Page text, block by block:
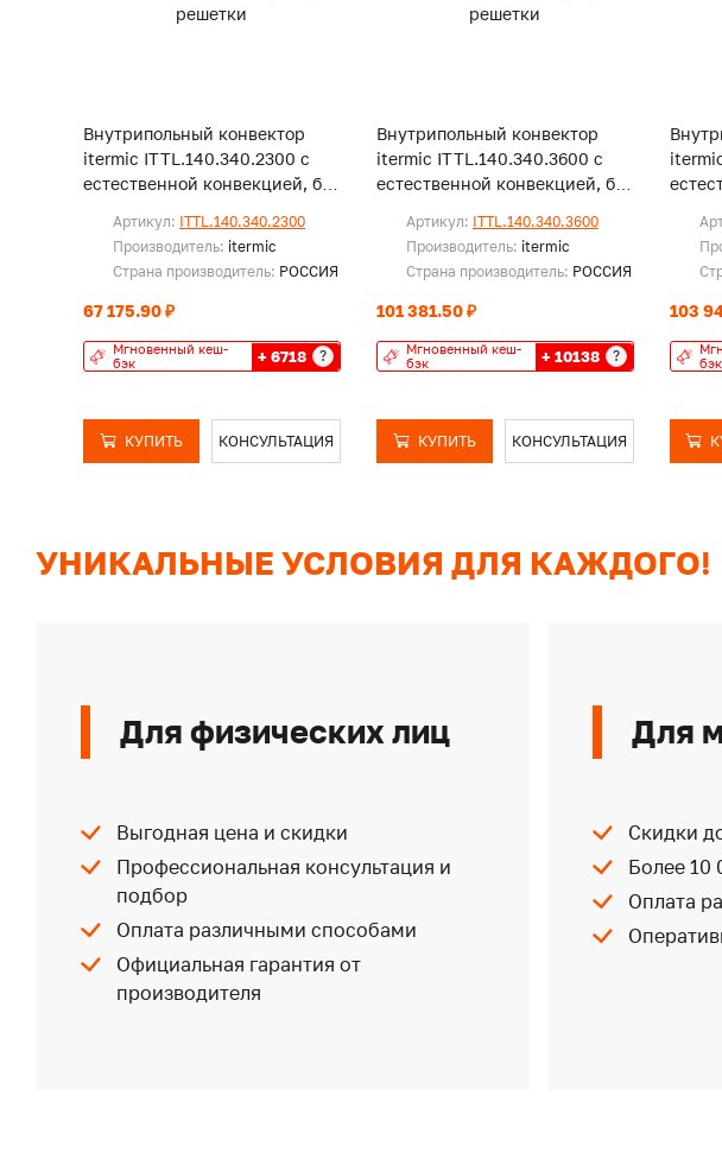
Внутрипольный конвектор
itermic ITTL.140.340.2300 с
естественной конвекцией, без
Артикул: ITTL.140.340.2300
Производитель: itermic
Страна производитель: РОССИЯ
67 175.90 ₽
Мгновенный кеш-
бэк
+ 6718 ?
КУПИТЬ КОНСУЛЬТАЦИЯ
Внутрипольный конвектор
itermic ITTL.140.340.3600 с
естественной конвекцией, без
Артикул: ITTL.140.340.3600
Производитель: itermic
Страна производитель: РОССИЯ
101 381.50 ₽
Мгновенный кеш-
бэк
+ 10138 ?
КУПИТЬ КОНСУЛЬТАЦИЯ
103
бэк
УНИКАЛЬНЫЕ УСЛОВИЯ ДЛЯ КАЖДОГО!
Для физических лиц
Выгодная цена и скидки
Профессиональная консультация и
подбор
Оплата различными способами
Официальная гарантия от
производителя
Для
Скидки
Более 10
Оплата